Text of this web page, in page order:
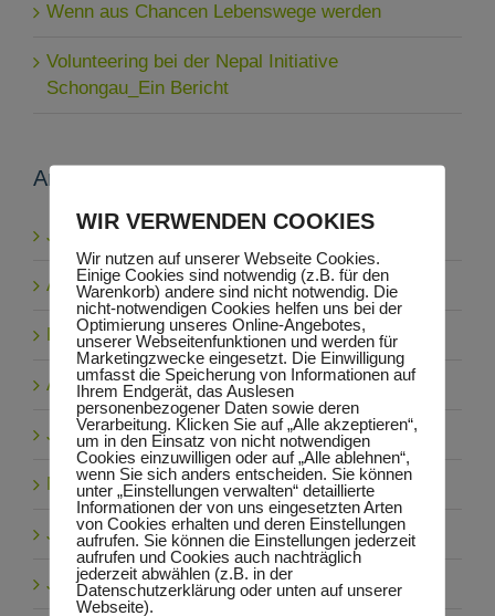
Wenn aus Chancen Lebenswege werden
Volunteering bei der Nepal Initiative
Schongau_Ein Bericht
Archiv
Juli 2026
April 2026
Februar 2026
August 2025
Juni 2025
Mai 2025
Juli 2024
Juni 2024
WIR VERWENDEN COOKIES
Wir nutzen auf unserer Webseite Cookies.
Einige Cookies sind notwendig (z.B. für den
Warenkorb) andere sind nicht notwendig. Die
nicht-notwendigen Cookies helfen uns bei der
Optimierung unseres Online-Angebotes,
unserer Webseitenfunktionen und werden für
Marketingzwecke eingesetzt. Die Einwilligung
umfasst die Speicherung von Informationen auf
Ihrem Endgerät, das Auslesen
personenbezogener Daten sowie deren
Verarbeitung. Klicken Sie auf „Alle akzeptieren“,
um in den Einsatz von nicht notwendigen
Cookies einzuwilligen oder auf „Alle ablehnen“,
wenn Sie sich anders entscheiden. Sie können
unter „Einstellungen verwalten“ detaillierte
Informationen der von uns eingesetzten Arten
von Cookies erhalten und deren Einstellungen
aufrufen. Sie können die Einstellungen jederzeit
aufrufen und Cookies auch nachträglich
jederzeit abwählen (z.B. in der
Datenschutzerklärung oder unten auf unserer
Webseite).